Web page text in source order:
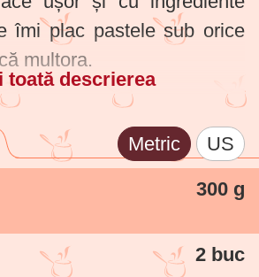
îmi plac pastele sub orice
multora.
toată descrierea
Metric US
300 g
2 buc